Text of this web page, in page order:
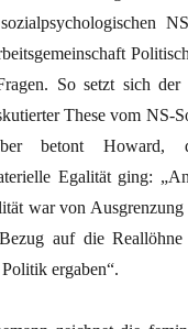
So setzt sich der
These vom NS-
betont
Egalität ging:
war von
auf die
ergaben“.